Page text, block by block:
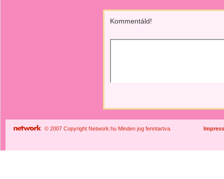
Kommentáld!
© 2007 Copyright Network.hu Minden jog fenntartva.